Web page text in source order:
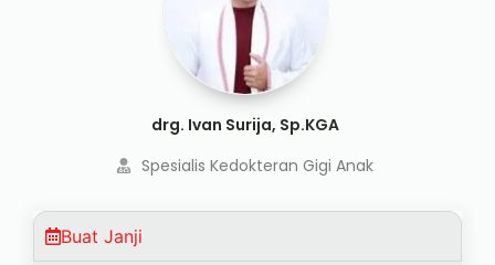
drg. Ivan Surija, Sp.KGA
Spesialis Kedokteran Gigi Anak
Buat Janji